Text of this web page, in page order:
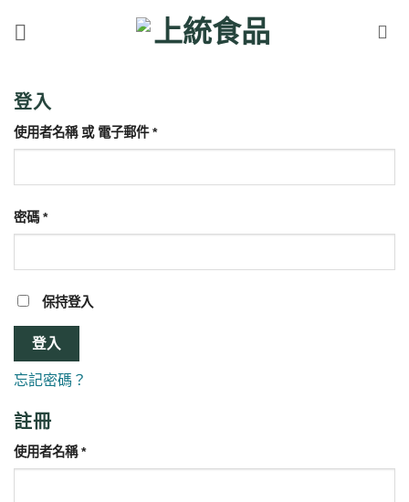
登入
使用者名稱 或 電子郵件*必
填
密碼*必
填
保持登入
登入
忘記密碼？
註冊
使用者名稱*必
填